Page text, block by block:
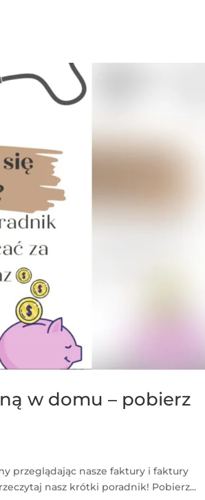
w domu – pobierz
przeglądając nasze faktury i faktury
nasz krótki poradnik! Pobierz...